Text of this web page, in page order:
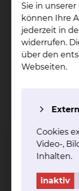
Sie in
können Ihre
jederzeit in
widerrufen.
über den
Webseiten.
Cookies
Video-,
Inhalten.
inaktiv